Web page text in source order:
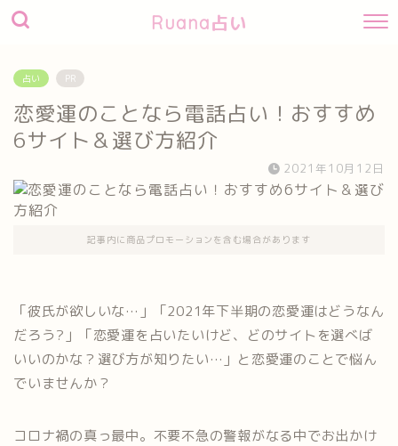
Ruana占い
占い PR
恋愛運のことなら電話占い！おすすめ
6サイト＆選び方紹介
2021年10月12日
記事内に商品プロモーションを含む場合があります
「彼氏が欲しいな…」「2021年下半期の恋愛運はどうなん
だろう?」「恋愛運を占いたいけど、どのサイトを選べば
いいのかな？選び方が知りたい…」と恋愛運のことで悩ん
でいませんか？
コロナ禍の真っ最中。不要不急の警報がなる中でお出かけ